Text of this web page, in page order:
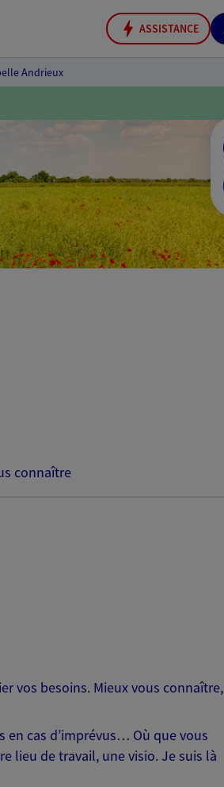
ASSISTANCE
Andrieux
connaître
vos besoins. Mieux vous connaître,
en cas d’imprévus… Où que vous
lieu de travail, une visio. Je suis là